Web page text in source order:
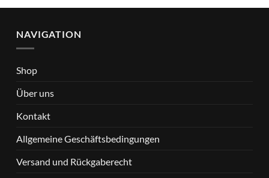
NAVIGATION
Shop
Über uns
Kontakt
Allgemeine Geschäftsbedingungen
Versand und Rückgaberecht